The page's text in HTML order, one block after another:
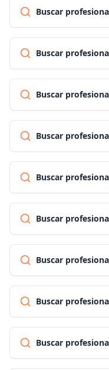
Buscar
Buscar
Buscar
Buscar
Buscar
Buscar
Buscar
Buscar
Buscar